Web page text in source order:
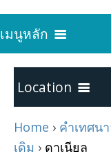
เมนูหลัก
เ
Location
Home
Home › คำเทศน
เดิม › ดาเนียล